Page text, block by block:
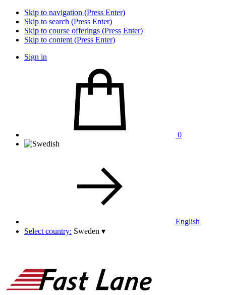
Skip to navigation (Press Enter)
Skip to search (Press Enter)
Skip to course offerings (Press Enter)
Skip to content (Press Enter)
Sign in
0
English
Select country: Sweden ▾